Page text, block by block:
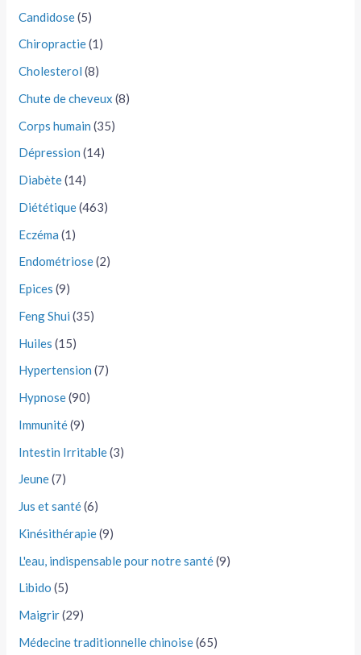
Candidose(5)
Chiropractie(1)
Cholesterol (8)
Chute de cheveux (8)
Corps humain (35)
Dépression (14)
Diabète(14)
Diététique(463)
Eczéma (1)
Endométriose(2)
Epices (9)
Feng Shui (35)
Huiles (15)
Hypertension (7)
Hypnose(90)
Immunité(9)
Intestin Irritable(3)
Jeune(7)
Jus et santé(6)
Kinésithérapie(9)
L'eau, indispensable pour notre santé(9)
Libido (5)
Maigrir(29)
Médecine traditionnelle chinoise(65)